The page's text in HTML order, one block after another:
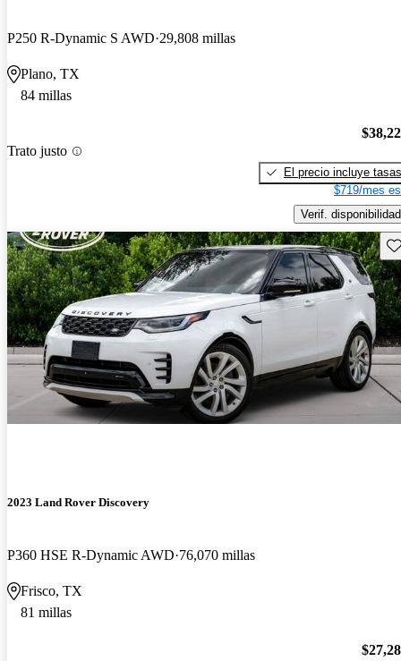
P250 R-Dynamic S AWD 29,808 millas
Plano, TX
84 millas
Trato justo
El precio incluye tasas
$719/mes
Verif. disponibilidad
2023 Land Rover Discovery
P360 HSE R-Dynamic AWD 76,070 millas
Frisco, TX
81 millas